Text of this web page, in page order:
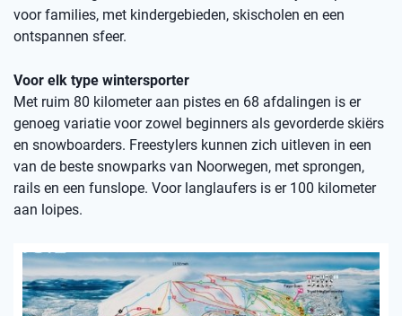
voor families, met kindergebieden, skischolen en een
ontspannen sfeer.
Voor elk type wintersporter
Met ruim 80 kilometer aan pistes en 68 afdalingen is er
genoeg variatie voor zowel beginners als gevorderde skiërs
en snowboarders. Freestylers kunnen zich uitleven in een
van de beste snowparks van Noorwegen, met sprongen,
rails en een funslope. Voor langlaufers is er 100 kilometer
aan loipes.